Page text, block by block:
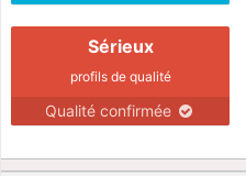
Sérieux
profils de qualité
Qualité confirmée